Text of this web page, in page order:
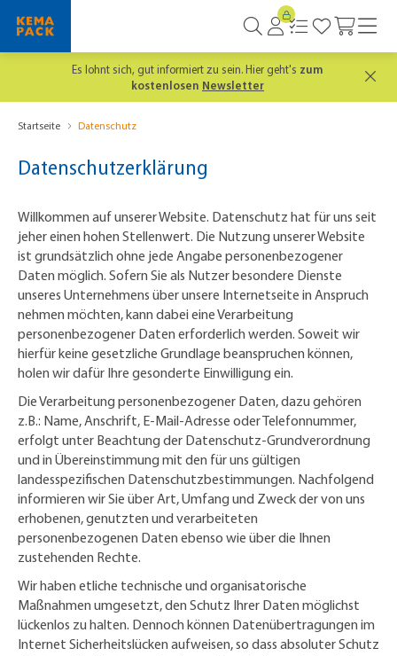
Es lohnt sich, gut informiert zu sein. Hier geht's zum
kostenlosen Newsletter
Startseite Datenschutz
Datenschutzerklärung
Willkommen auf unserer Website. Datenschutz hat für uns seit
jeher einen hohen Stellenwert. Die Nutzung unserer Website
ist grundsätzlich ohne jede Angabe personenbezogener
Daten möglich. Sofern Sie als Nutzer besondere Dienste
unseres Unternehmens über unsere Internetseite in Anspruch
nehmen möchten, kann dabei eine Verarbeitung
personenbezogener Daten erforderlich werden. Soweit wir
hierfür keine gesetzliche Grundlage beanspruchen können,
holen wir dafür Ihre gesonderte Einwilligung ein.
Die Verarbeitung personenbezogener Daten, dazu gehören
z.B.: Name, Anschrift, E-Mail-Adresse oder Telefonnummer,
erfolgt unter Beachtung der Datenschutz-Grundverordnung
und in Übereinstimmung mit den für uns gültigen
landesspezifischen Datenschutzbestimmungen. Nachfolgend
informieren wir Sie über Art, Umfang und Zweck der von uns
erhobenen, genutzten und verarbeiteten
personenbezogenen Daten ebenso wie über die Ihnen
zustehenden Rechte.
Wir haben etliche technische und organisatorische
Maßnahmen umgesetzt, den Schutz Ihrer Daten möglichst
lückenlos zu halten. Dennoch können Datenübertragungen im
Internet Sicherheitslücken aufweisen, so dass absoluter Schutz